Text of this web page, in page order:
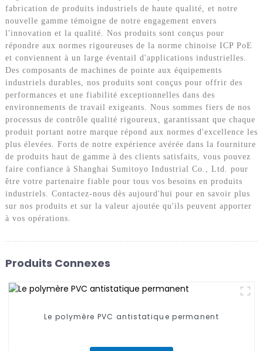
fabrication de produits industriels de haute qualité, et notre
nouvelle gamme témoigne de notre engagement envers
l'innovation et la qualité. Nos produits sont conçus pour
répondre aux normes rigoureuses de la norme chinoise ICP PoE
et conviennent à un large éventail d'applications industrielles.
Des composants de machines de pointe aux équipements
industriels durables, nos produits sont conçus pour offrir des
performances et une fiabilité exceptionnelles dans des
environnements de travail exigeants. Nous sommes fiers de nos
processus de contrôle qualité rigoureux, garantissant que chaque
produit portant notre marque répond aux normes d'excellence les
plus élevées. Forts de notre expérience avérée dans la fourniture
de produits haut de gamme à des clients satisfaits, vous pouvez
faire confiance à Shanghai Sumitoyo Industrial Co., Ltd. pour
être votre partenaire fiable pour tous vos besoins en produits
industriels. Contactez-nous dès aujourd'hui pour en savoir plus
sur nos produits et sur la valeur ajoutée qu'ils peuvent apporter
à vos opérations.
Produits Connexes
Le polymère PVC antistatique permanent